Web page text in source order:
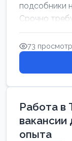
подсобники
Срочно
73
Работа в
вакансии
опыта